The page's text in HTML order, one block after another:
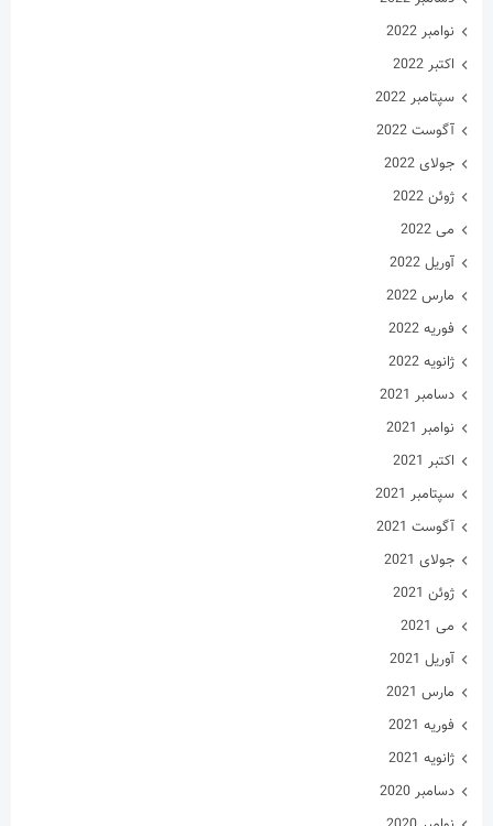
جولای 2022
ژوئن 2022
آوریل 2022
مارس 2022
فوریه 2022
ژانویه 2022
دسامبر 2021
نوامبر 2021
اکتبر 2021
سپتامبر 2021
آگوست 2021
جولای 2021
ژوئن 2021
آوریل 2021
مارس 2021
فوریه 2021
ژانویه 2021
دسامبر 2020
نوامبر 2020
اکتبر 2020
سپتامبر 2020
آگوست 2020
جولای 2020